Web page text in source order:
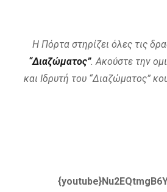
Η Πόρτα στηρίζει όλες τις
“Διαζώματος”. Ακούστε την
και Ιδρυτή του “Διαζώματος”